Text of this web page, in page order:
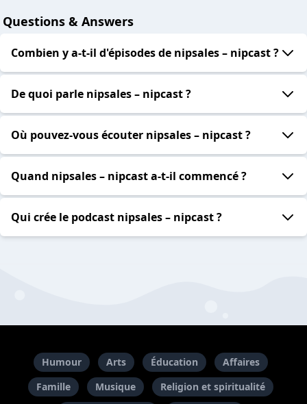
Questions & Answers
Combien y a-t-il d'épisodes de nipsales – nipcast ?
De quoi parle nipsales – nipcast ?
Où pouvez-vous écouter nipsales – nipcast ?
Quand nipsales – nipcast a-t-il commencé ?
Qui crée le podcast nipsales – nipcast ?
Humour Arts Éducation
Affaires
Famille
Musique Religion et spiritualité